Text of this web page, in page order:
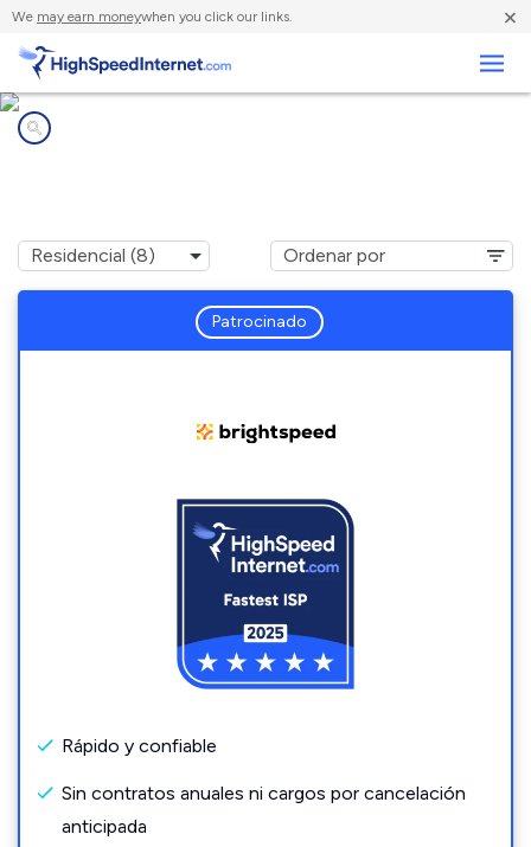
We may earn moneywhen you click our links. ×
Patrocinado
Rápido y confiable
Sin contratos anuales ni cargos por cancelación
anticipada